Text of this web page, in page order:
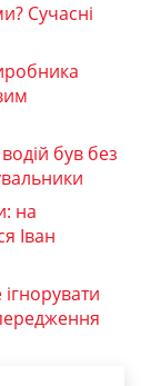
Сучасні
був без
на
Іван